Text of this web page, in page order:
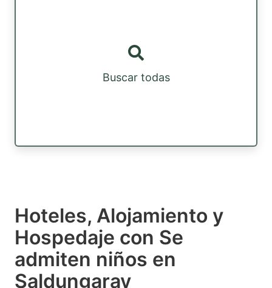
Buscar todas
Hoteles, Alojamiento y
Hospedaje con Se
admiten niños en
Saldungaray